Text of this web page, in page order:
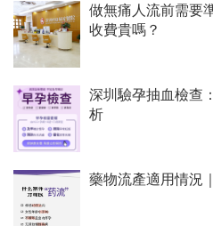
做無痛人流前需要
收費貴嗎？
深圳驗孕抽血檢查
析
藥物流產適用情況